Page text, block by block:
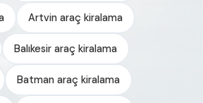
Artvin araç kiralama
Balıkesir araç kiralama
Batman araç kiralama